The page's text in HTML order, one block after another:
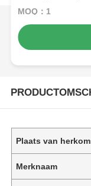
handmatig
MOQ：1
Plaats van
Merknaam